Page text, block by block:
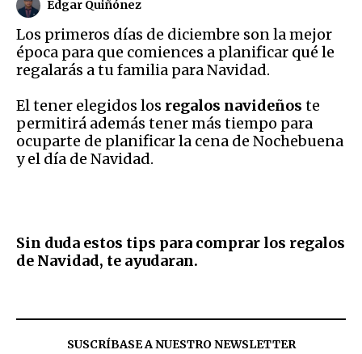
Edgar Quiñónez
Los primeros días de diciembre son la mejor
época para que comiences a planificar qué le
regalarás a tu familia para Navidad.
El tener elegidos los regalos navideños te
permitirá además tener más tiempo para
ocuparte de planificar la cena de Nochebuena
y el día de Navidad.
Sin duda estos tips para comprar los regalos
de Navidad, te ayudaran.
SUSCRÍBASE A NUESTRO NEWSLETTER